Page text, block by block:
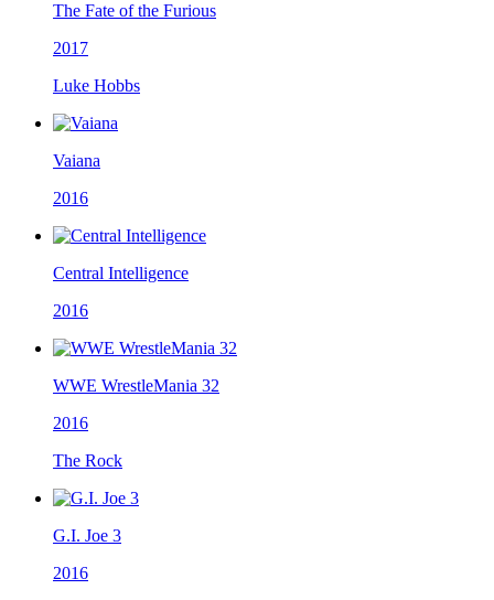
The Fate of the Furious
2017
Luke Hobbs
Vaiana
2016
Central Intelligence
2016
WWE WrestleMania 32
2016
The Rock
G.I. Joe 3
2016